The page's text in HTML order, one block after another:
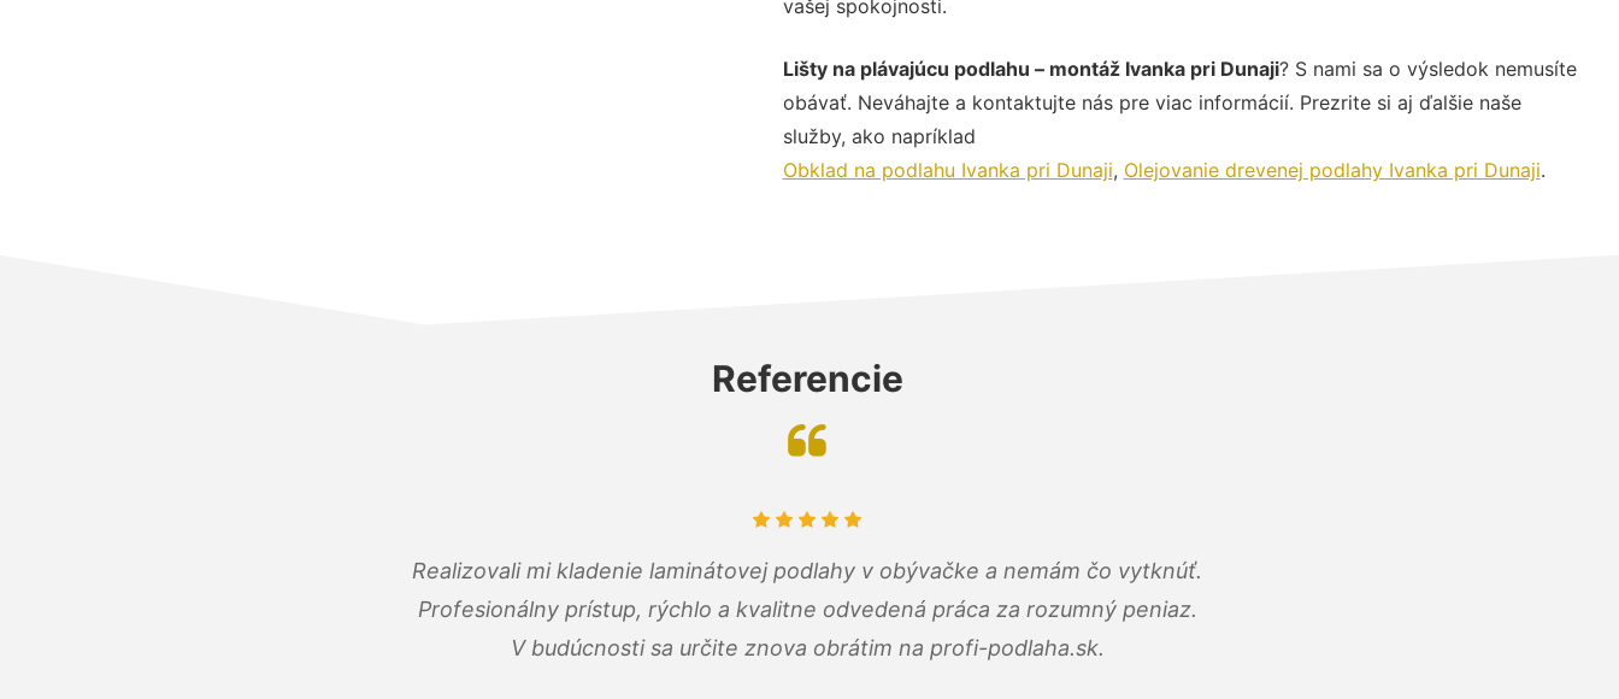
vašej spokojnosti.
Lišty na plávajúcu podlahu – montáž Ivanka pri Dunaji? S nami sa o výsledok nemusíte
obávať. Neváhajte a kontaktujte nás pre viac informácií. Prezrite si aj ďalšie naše
služby, ako napríklad
Obklad na podlahu Ivanka pri Dunaji, Olejovanie drevenej podlahy Ivanka pri Dunaji.
Referencie
Realizovali mi kladenie laminátovej podlahy v obývačke a nemám čo vytknúť.
Profesionálny prístup, rýchlo a kvalitne odvedená práca za rozumný peniaz.
V budúcnosti sa určite znova obrátim na profi-podlaha.sk.